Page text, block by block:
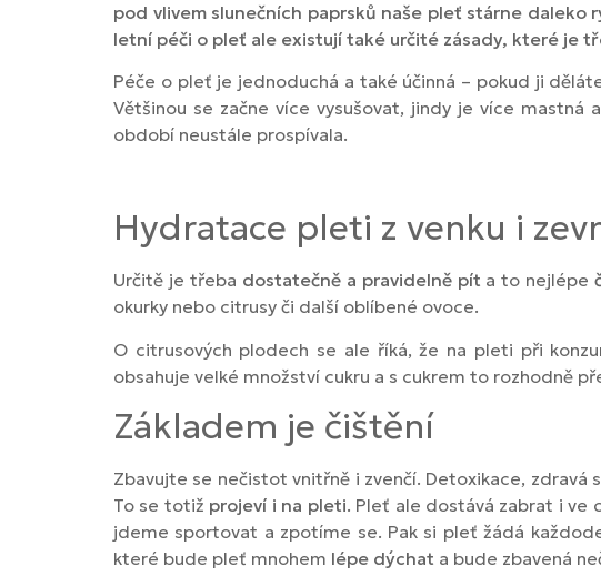
pod vlivem slunečních paprsků naše pleť stárne daleko
letní péči o pleť ale existují také určité zásady, které je
Péče o pleť je jednoduchá a také účinná – pokud ji
Většinou se začne více vysušovat, jindy je více
období neustále prospívala.
Hydratace pleti z venku i
Určitě je třeba dostatečně a pravidelně pít a to nejlépe
okurky nebo citrusy či další oblíbené ovoce.
O citrusových plodech se ale říká, že na pleti při
obsahuje velké množství cukru a s cukrem to rozhodně
Základem je čištění
Zbavujte se nečistot vnitřně i zvenčí. Detoxikace,
To se totiž projeví i na pleti. Pleť ale dostává zabrat i ve
jdeme sportovat a zpotíme se. Pak si pleť žádá
které bude pleť mnohem lépe dýchat a bude zbavená